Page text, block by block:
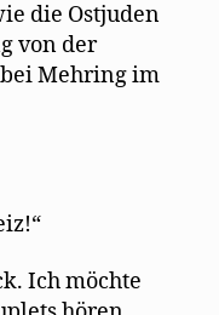
die Ostjuden
von der
Mehring im
Ich möchte